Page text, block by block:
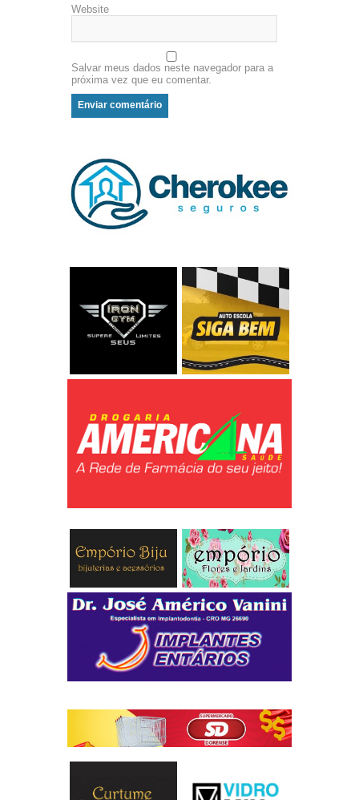
Website
Salvar meus dados neste navegador para a
próxima vez que eu comentar.